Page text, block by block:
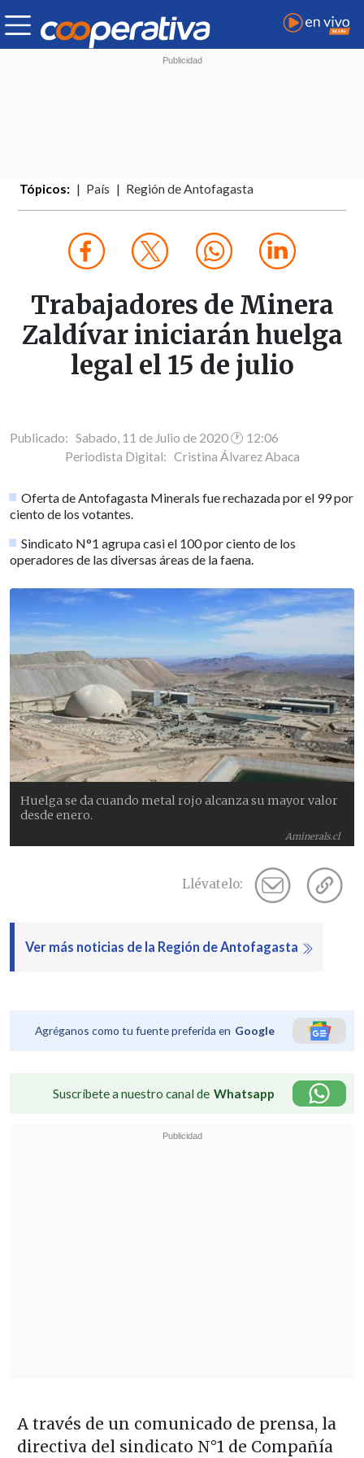
Tópicos: País Región de Antofagasta
Trabajadores de Minera
Zaldívar iniciarán huelga
legal el 15 de julio
Publicado: Sabado, 11 de Julio de 2020 🕐 12:06
Periodista Digital: Cristina Álvarez Abaca
Oferta de Antofagasta Minerals fue rechazada por el 99 por
ciento de los votantes.
Sindicato N°1 agrupa casi el 100 por ciento de los
operadores de las diversas áreas de la faena.
Aminerals.cl
Huelga se da cuando metal rojo alcanza su mayor valor
desde enero.
Llévatelo:
Ver más noticias de la Región de Antofagasta
Agréganos como tu fuente preferida en Google
Suscríbete a nuestro canal de Whatsapp
A través de un comunicado de prensa, la
directiva del sindicato N°1 de Compañía